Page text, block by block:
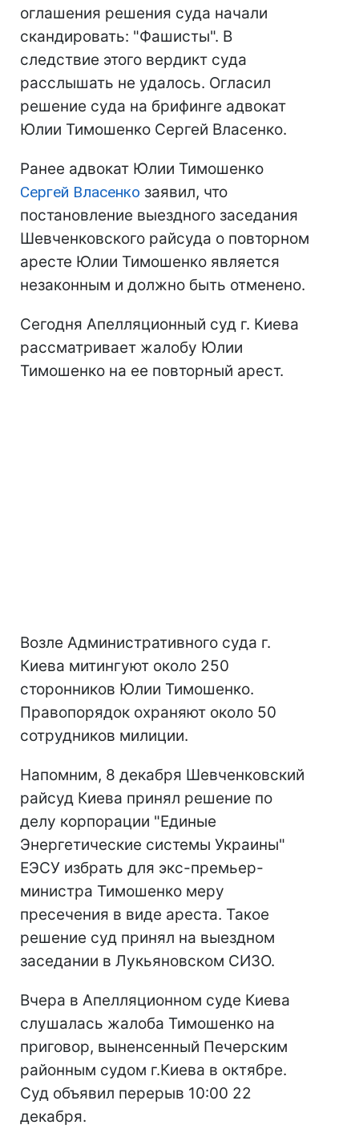
оглашения решения суда начали
скандировать: "Фашисты". В
следствие этого вердикт суда
расслышать не удалось. Огласил
решение суда на брифинге адвокат
Юлии Тимошенко Сергей Власенко.
Ранее адвокат Юлии Тимошенко
Сергей Власенко заявил, что
постановление выездного заседания
Шевченковского райсуда о повторном
аресте Юлии Тимошенко является
незаконным и должно быть отменено.
Сегодня Апелляционный суд г. Киева
рассматривает жалобу Юлии
Тимошенко на ее повторный арест.
Возле Административного суда г.
Киева митингуют около 250
сторонников Юлии Тимошенко.
Правопорядок охраняют около 50
сотрудников милиции.
Напомним, 8 декабря Шевченковский
райсуд Киева принял решение по
делу корпорации "Единые
Энергетические системы Украины"
ЕЭСУ избрать для экс-премьер-
министра Тимошенко меру
пресечения в виде ареста. Такое
решение суд принял на выездном
заседании в Лукьяновском СИЗО.
Вчера в Апелляционном суде Киева
слушалась жалоба Тимошенко на
приговор, выненсенный Печерским
районным судом г.Киева в октябре.
Суд объявил перерыв 10:00 22
декабря.